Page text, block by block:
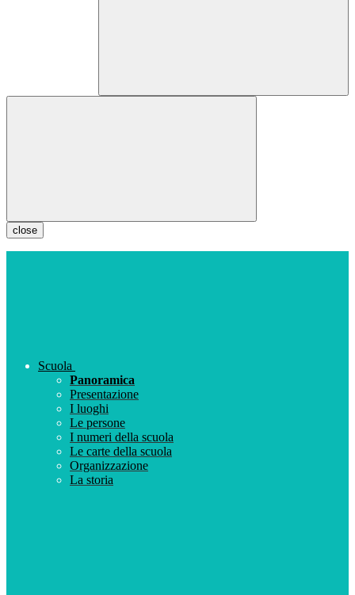
close
Scuola
Panoramica
Presentazione
I luoghi
Le persone
I numeri della scuola
Le carte della scuola
Organizzazione
La storia